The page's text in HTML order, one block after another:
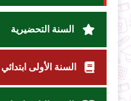
السنة التحضيرية
السنة الأولى ابتدائي